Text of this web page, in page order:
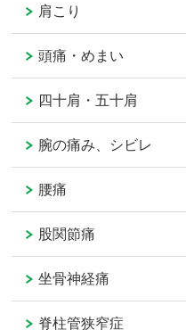
肩こり
頭痛・めまい
四十肩・五十肩
腕の痛み、シビレ
腰痛
股関節痛
坐骨神経痛
脊柱管狭窄症